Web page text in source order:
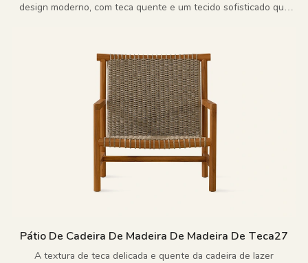
design moderno, com teca quente e um tecido sofisticado que
Pátio De Cadeira De Madeira De Madeira De Teca27
A textura de teca delicada e quente da cadeira de lazer